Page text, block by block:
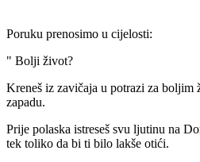
Poruku prenosimo u cijelosti:
" Bolji život?
Kreneš iz zavičaja u potrazi za boljim
zapadu.
Prije polaska istreseš svu ljutinu na
tek toliko da bi ti bilo lakše otići.